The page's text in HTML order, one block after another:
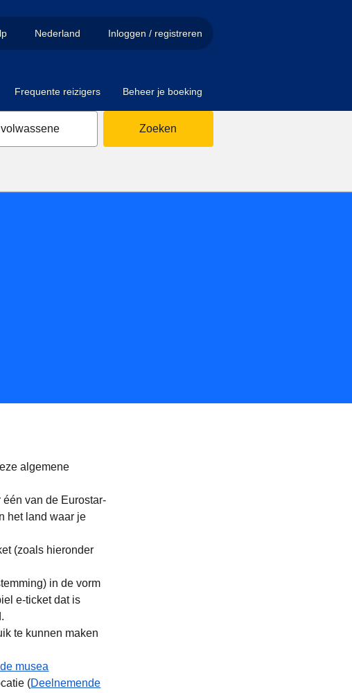
Nederland Inloggen / registreren
Frequente reizigers Beheer je boeking
Zoeken
algemene
van de Eurostar-
het land waar je
(zoals hieronder
in de vorm
e-ticket dat is
te kunnen maken
musea
(Deelnemende